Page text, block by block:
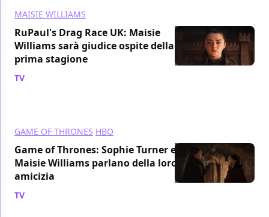
MAISIE WILLIAMS
RuPaul's Drag Race UK: Maisie
Williams sarà giudice ospite della
prima stagione
TV
GAME OF THRONES HBO
Game of Thrones: Sophie Turner e
Maisie Williams parlano della loro
amicizia
TV